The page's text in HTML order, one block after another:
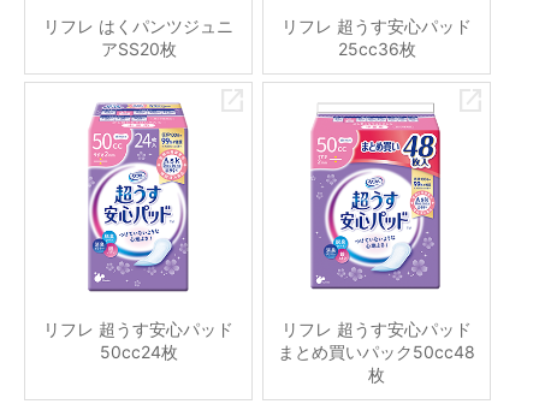
リフレ はくパンツジュニ
アSS20枚
リフレ 超うす安心パッド
25cc36枚
リフレ 超うす安心パッド
50cc24枚
リフレ 超うす安心パッド
まとめ買いパック50cc48
枚